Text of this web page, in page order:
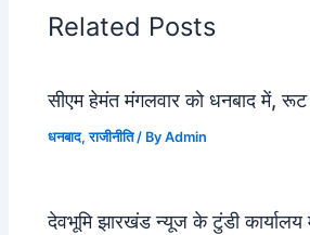
Related Posts
सीएम हेमंत मंगलवार को धनबाद में, रूट
धनबाद,राजीनीति/ ByAdmin
देवभूमि झारखंड न्यूज के टुंडी कार्यालय